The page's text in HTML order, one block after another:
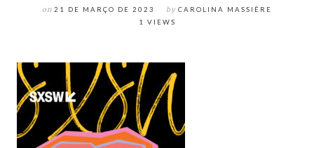
on 21 DE MARÇO DE 2023 by CAROLINA MASSIÈRE
1 VIEWS